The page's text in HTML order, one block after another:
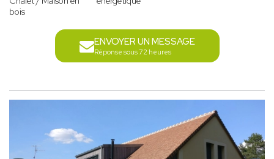
bois
ENVOYER UN MESSAGE
Réponse sous 72 heures